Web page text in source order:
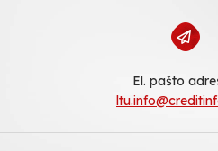
El. pašto